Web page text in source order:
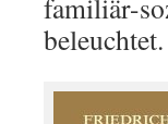
familiär-
beleuchtet.